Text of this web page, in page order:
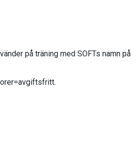
på träning med SOFTs namn på